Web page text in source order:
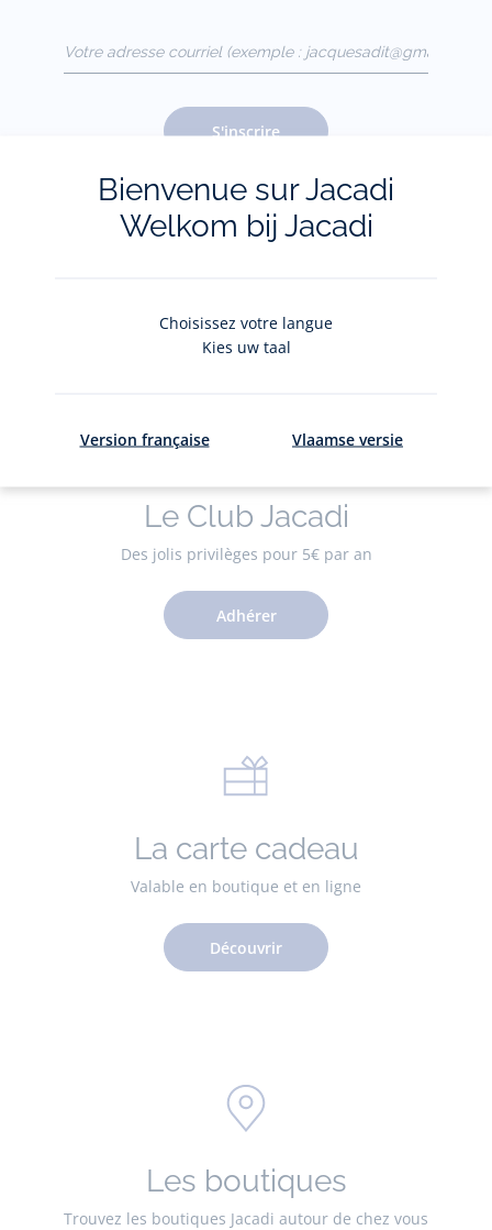
(exemple :
jacquesadit@gmail.com)
S'inscrire
Pour plus d'informations sur vos données personnelles,
Le Club Jacadi
Des jolis privilèges pour 5€ par an
Adhérer
La carte cadeau
Valable en boutique et en ligne
Découvrir
Les boutiques
Trouvez les boutiques Jacadi autour de chez vous
Bienvenue sur Jacadi
Welkom bij Jacadi
Choisissez votre langue
Kies uw taal
Version française Vlaamse versie